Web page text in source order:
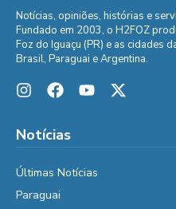
Notícias, opiniões, histórias e
Fundado em 2003, o H2FOZ
Foz do Iguaçu (PR) e as cidades
Brasil, Paraguai e Argentina.
Notícias
Últimas Notícias
Paraguai